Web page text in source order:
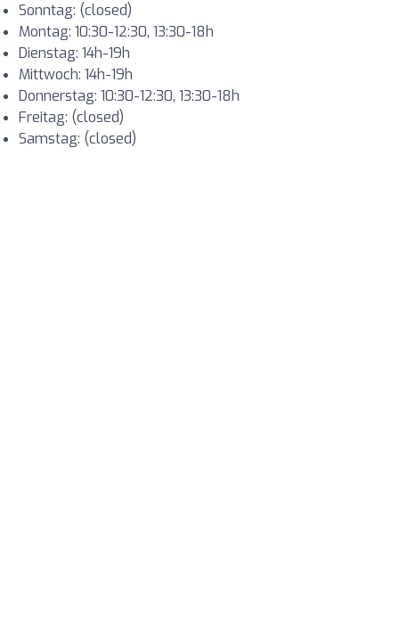
Sonntag: (closed)
Montag: 10:30-12:30, 13:30-18h
Dienstag: 14h-19h
Mittwoch: 14h-19h
Donnerstag: 10:30-12:30, 13:30-18h
Freitag: (closed)
Samstag: (closed)